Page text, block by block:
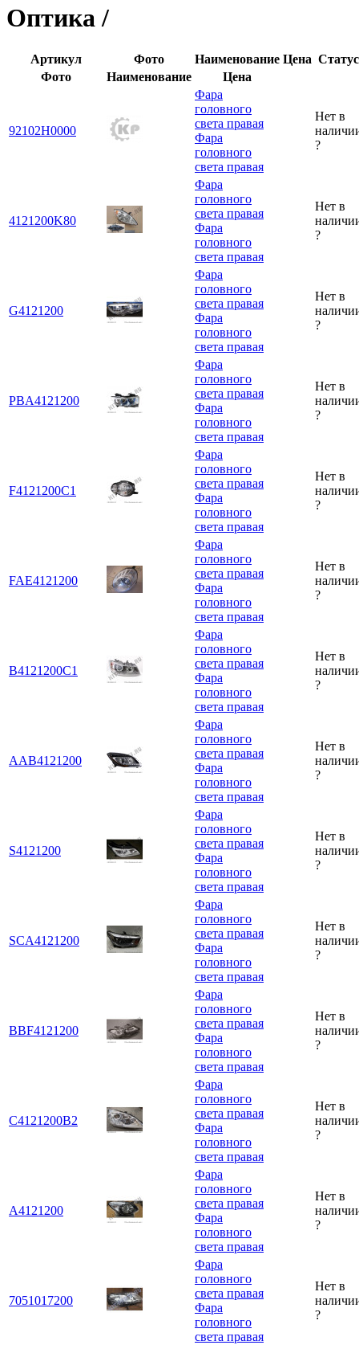
Оптика /
Артикул Фото Наименование Цена Статус
Фото
Наименование Цена
92102H0000
Фара
головного
света правая
Фара
головного
света правая
Нет в
?
4121200K80
Фара
головного
света правая
Фара
головного
света правая
Нет в
?
G4121200
Фара
головного
света правая
Фара
головного
света правая
Нет в
?
PBA4121200
Фара
головного
света правая
Фара
головного
света правая
Нет в
?
F4121200C1
Фара
головного
света правая
Фара
головного
света правая
Нет в
?
FAE4121200
Фара
головного
света правая
Фара
головного
света правая
Нет в
?
B4121200C1
Фара
головного
света правая
Фара
головного
света правая
Нет в
?
AAB4121200
Фара
головного
света правая
Фара
головного
света правая
Нет в
?
S4121200
Фара
головного
света правая
Фара
головного
света правая
Нет в
?
SCA4121200
Фара
головного
света правая
Фара
головного
света правая
Нет в
?
BBF4121200
Фара
головного
света правая
Фара
головного
света правая
Нет в
?
C4121200B2
Фара
головного
света правая
Фара
головного
света правая
Нет в
?
A4121200
Фара
головного
света правая
Фара
головного
света правая
Нет в
?
7051017200
Фара
головного
света правая
Фара
головного
света правая
Нет в
?